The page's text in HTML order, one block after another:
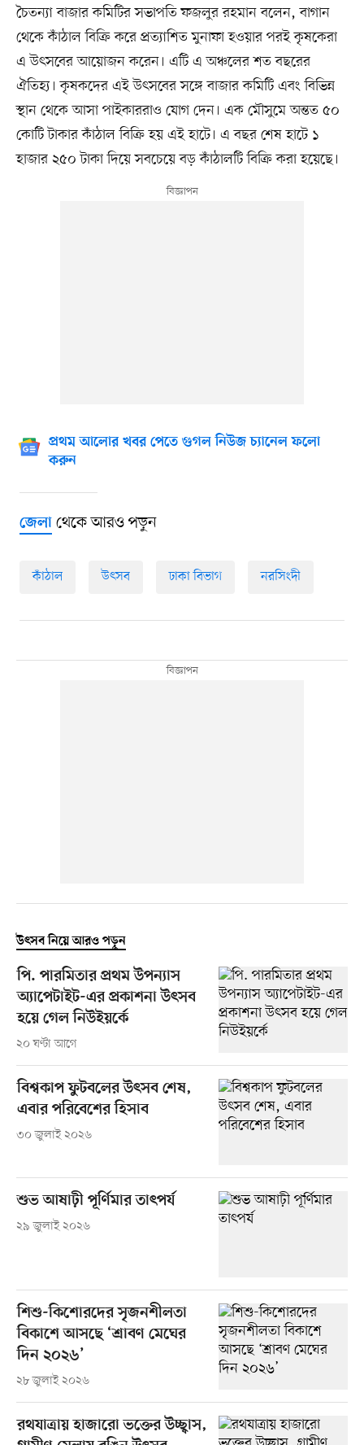
চৈতন্যা বাজার কমিটির সভাপতি ফজলুর রহমান বলেন, বাগান
থেকে কাঁঠাল বিক্রি করে প্রত্যাশিত মুনাফা হওয়ার পরই কৃষকেরা
এ উৎসবের আয়োজন করেন। এটি এ অঞ্চলের শত বছরের
ঐতিহ্য। কৃষকদের এই উৎসবের সঙ্গে বাজার কমিটি এবং বিভিন্ন
স্থান থেকে আসা পাইকাররাও যোগ দেন। এক মৌসুমে অন্তত ৫০
কোটি টাকার কাঁঠাল বিক্রি হয় এই হাটে। এ বছর শেষ হাটে ১
হাজার ২৫০ টাকা দিয়ে সবচেয়ে বড় কাঁঠালটি বিক্রি করা হয়েছে।
প্রথম আলোর খবর পেতে গুগল নিউজ চ্যানেল ফলো
করুন
জেলাথেকে আরও পড়ুন
কাঁঠাল উৎসব ঢাকা বিভাগ নরসিংদী
উৎসব নিয়ে আরও পড়ুন
পি. পারমিতার প্রথম উপন্যাস
অ্যাপেটাইট-এর প্রকাশনা উৎসব
হয়ে গেল নিউইয়র্কে
২০ ঘণ্টা আগে
বিশ্বকাপ ফুটবলের উৎসব শেষ,
এবার পরিবেশের হিসাব
৩০ জুলাই ২০২৬
শুভ আষাঢ়ী পূর্ণিমার তাৎপর্য
২৯ জুলাই ২০২৬
শিশু-কিশোরদের সৃজনশীলতা
বিকাশে আসছে ‘শ্রাবণ মেঘের
দিন ২০২৬’
২৮ জুলাই ২০২৬
রথযাত্রায় হাজারো ভক্তের উচ্ছ্বাস,